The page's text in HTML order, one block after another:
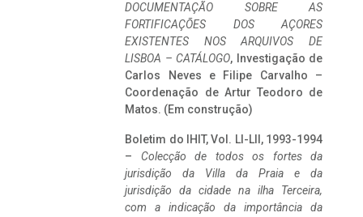
DOCUMENTAÇÃO SOBRE AS
FORTIFICAÇÕES DOS AÇORES
EXISTENTES NOS ARQUIVOS DE
LISBOA – CATÁLOGO, Investigação de
Carlos Neves e Filipe Carvalho –
Coordenação de Artur Teodoro de
Matos. (Em construção)
Boletim do IHIT, Vol. LI-LII, 1993-1994
– Colecção de todos os fortes da
jurisdição da Villa da Praia e da
jurisdição da cidade na ilha Terceira,
com a indicação da importância da